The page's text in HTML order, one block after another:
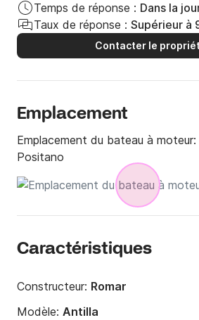
Temps de réponse : Dans la
Taux de réponse : Supérieur à
Contacter le
Emplacement
Emplacement du bateau à moteur:
Positano
Caractéristiques
Constructeur: Romar
Modèle: Antilla